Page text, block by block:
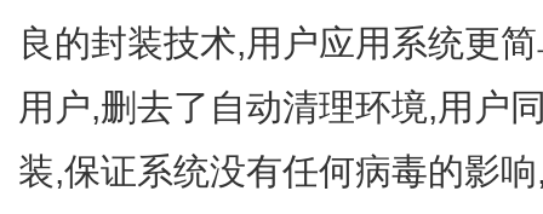
良的封装技术,用户应用系统更
用户,删去了自动清理环境,用户
装,保证系统没有任何病毒的影